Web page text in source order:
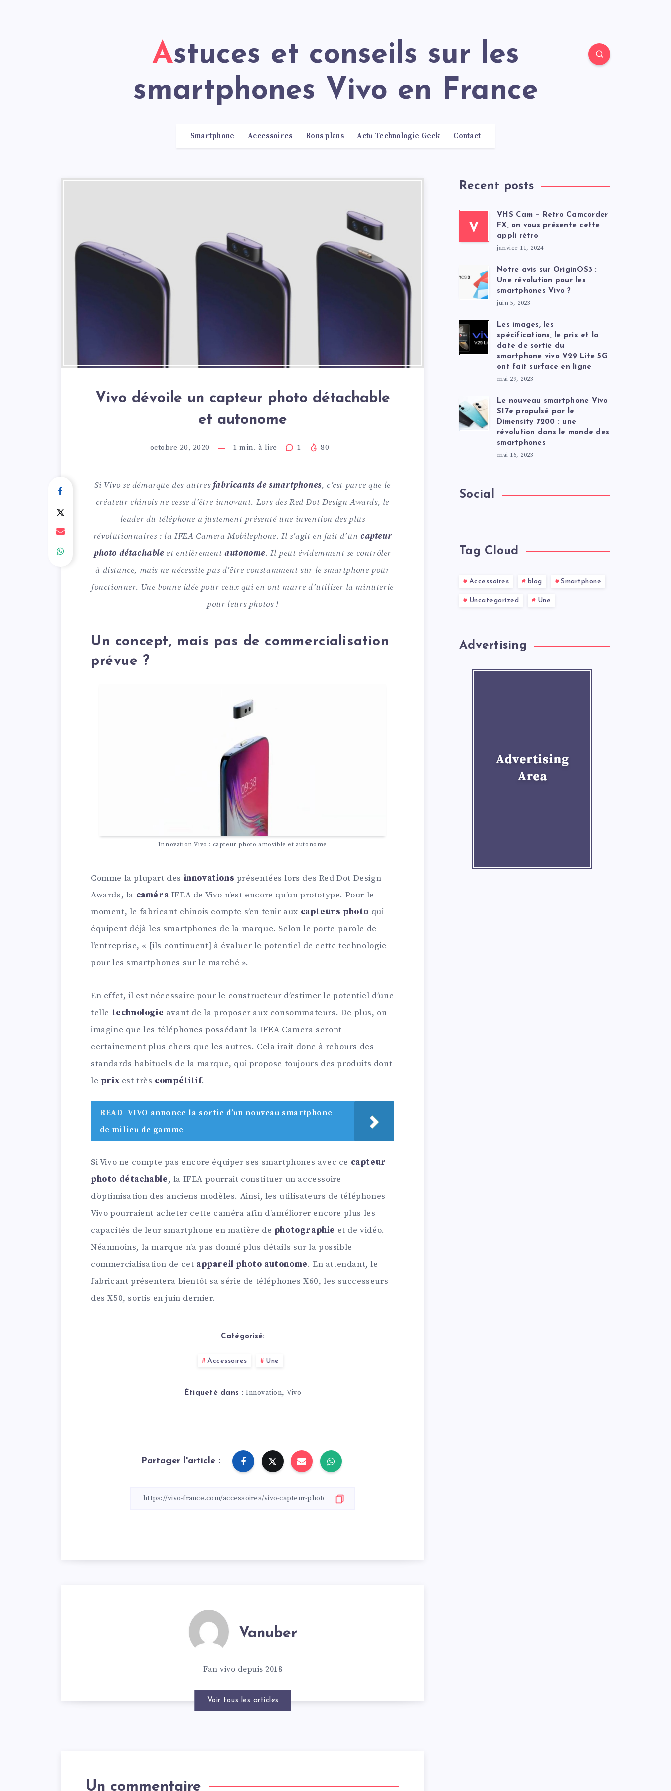
Astuces et conseils sur les
smartphones Vivo en France
Smartphone Accessoires Bons plans Actu Technologie Geek Contact
Vivo dévoile un capteur photo détachable
et autonome
octobre 20, 2020 1 min. à lire 1 80
Si Vivo se démarque des autresfabricants de smartphones, c’est parce que le
créateur chinois ne cesse d’être innovant. Lors des Red Dot Design Awards, le
leader du téléphone a justement présenté une invention des plus
révolutionnaires : la IFEA Camera Mobilephone. Il s’agit en fait d’un capteur
photo détachableet entièrementautonome. Il peut évidemment se contrôler
à distance, mais ne nécessite pas d’être constamment sur le smartphone pour
fonctionner. Une bonne idée pour ceux qui en ont marre d’utiliser la minuterie
pour leurs photos !
Un concept, mais pas de commercialisation
prévue ?
Innovation Vivo : capteur photo amovible et autonome
Comme la plupart des innovations présentées lors des Red Dot Design
Awards, la caméra IFEA de Vivo n’est encore qu’un prototype. Pour le
moment, le fabricant chinois compte s’en tenir aux capteurs photo qui
équipent déjà les smartphones de la marque. Selon le porte-parole de
l’entreprise, « [ils continuent] à évaluer le potentiel de cette technologie
pour les smartphones sur le marché ».
En effet, il est nécessaire pour le constructeur d’estimer le potentiel d’une
telle technologie avant de la proposer aux consommateurs. De plus, on
imagine que les téléphones possédant la IFEA Camera seront
certainement plus chers que les autres. Cela irait donc à rebours des
standards habituels de la marque, qui propose toujours des produits dont
le prixest très compétitif.
READ VIVO annonce la sortie d’un nouveau smartphone
de milieu de gamme
Si Vivo ne compte pas encore équiper ses smartphones avec ce capteur
photo détachable, la IFEA pourrait constituer un accessoire
d’optimisation des anciens modèles. Ainsi, les utilisateurs de téléphones
Vivo pourraient acheter cette caméra afin d’améliorer encore plus les
capacités de leur smartphone en matière de photographie et de vidéo.
Néanmoins, la marque n’a pas donné plus détails sur la possible
commercialisation de cet appareil photo autonome. En attendant, le
fabricant présentera bientôt sa série de téléphones X60, les successeurs
des X50, sortis en juin dernier.
Catégorisé:
Accessoires Une
Étiqueté dans : Innovation,Vivo
Partager l'article :
Vanuber
Fan vivo depuis 2018
Voir tous les articles
Un commentaire
Recent posts
V
VHS Cam – Retro Camcorder
FX, on vous présente cette
appli rétro
janvier 11, 2024
Notre avis sur OriginOS3 :
Une révolution pour les
smartphones Vivo ?
juin 5, 2023
Les images, les
spécifications, le prix et la
date de sortie du
smartphone vivo V29 Lite 5G
ont fait surface en ligne
mai 29, 2023
Le nouveau smartphone Vivo
S17e propulsé par le
Dimensity 7200 : une
révolution dans le monde des
smartphones
mai 16, 2023
Social
Tag Cloud
Accessoires blog Smartphone
Uncategorized Une
Advertising